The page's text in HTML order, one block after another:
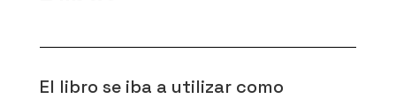
El libro se iba a utilizar como